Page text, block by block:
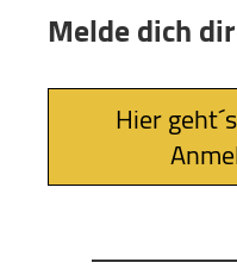
Melde dich
Hier